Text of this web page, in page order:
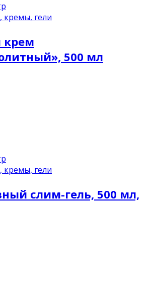
кремы, гели
500 мл
кремы, гели
слим-гель, 500 мл,